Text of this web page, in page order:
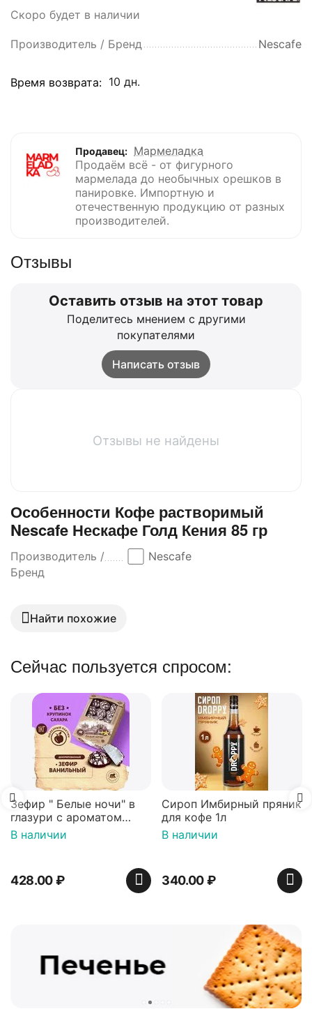
Скоро будет в наличии
Производитель / Бренд Nescafe
Время возврата: 10 дн.
Продавец: Мармеладка
Продаём всё - от фигурного
мармелада до необычных орешков в
панировке. Импортную и
отечественную продукцию от разных
производителей.
Отзывы
Оставить отзыв на этот товар
Поделитесь мнением с другими
покупателями
Написать отзыв
Отзывы не найдены
Особенности Кофе растворимый
Nescafe Нескафе Голд Кения 85 гр
Производитель /
Бренд
Nescafe
Найти похожие
Сейчас пользуется спросом:
в
Сироп Имбирный пряник
для кофе 1л
В наличии
340.00
Вафли
карамельной
16 шт по 36 г
В наличии
439.00